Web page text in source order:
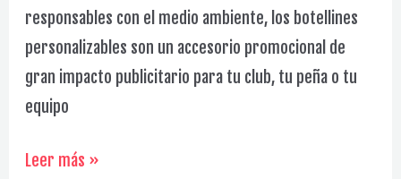
responsables con el medio ambiente, los botellines
personalizables son un accesorio promocional de
gran impacto publicitario para tu club, tu peña o tu
equipo
Mochilas
Leer más »